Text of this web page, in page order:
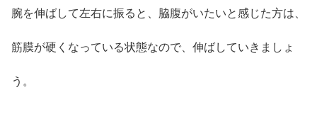
腕を伸ばして左右に振ると、脇腹がいたいと感じた方は、
筋膜が硬くなっている状態なので、伸ばしていきましょ
う。